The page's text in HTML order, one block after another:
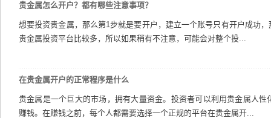
贵金属怎么开户？都有哪些注意事项？
想要投资贵金属，那么第1步就是要开户，建立一个账号只有开户成功
贵金属投资平台比较多，所以如果稍有不注意，可能会对整个投...
在贵金属开户的正常程序是什么
贵金属是一个巨大的市场，拥有大量资金。投资者可以利用贵金属人
赚钱。在赚钱之前，每个人都需要选择一个正规的平台在贵金属开...